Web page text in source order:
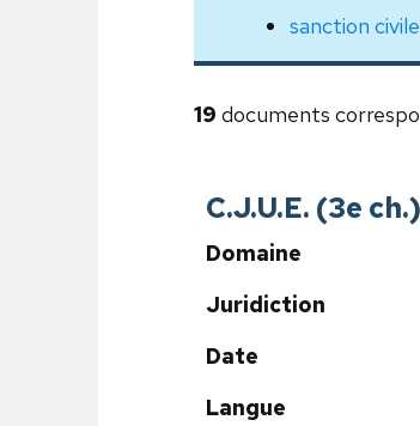
sanction civile
19 documents
C.J.U.E. (3e
Domaine
Juridiction
Date
Langue